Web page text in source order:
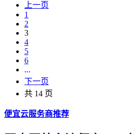
上一页
1
2
3
4
5
6
...
下一页
共 14 页
便宜云服务商推荐